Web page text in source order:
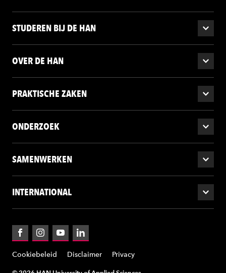
STUDEREN BIJ DE HAN
OVER DE HAN
PRAKTISCHE ZAKEN
ONDERZOEK
SAMENWERKEN
INTERNATIONAL
FacebookInstagramYouTubeLinkedIn
Cookiebeleid Disclaimer Privacy